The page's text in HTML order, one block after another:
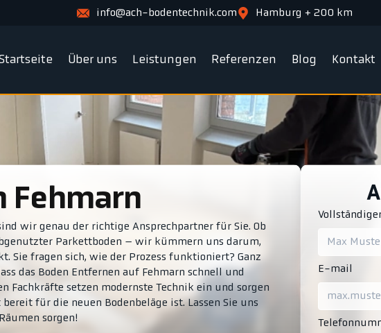
info@ach-bodentechnik.com Hamburg + 200 km
Über uns Leistungen Referenzen Blog Kontakt
Fehmarn
wir genau der richtige Ansprechpartner für Sie. Ob
Parkettboden – wir kümmern uns darum,
Sie fragen sich, wie der Prozess funktioniert? Ganz
das Boden Entfernen auf Fehmarn schnell und
Fachkräfte setzen modernste Technik ein und sorgen
für die neuen Bodenbeläge ist. Lassen Sie uns
sorgen!
E-mail